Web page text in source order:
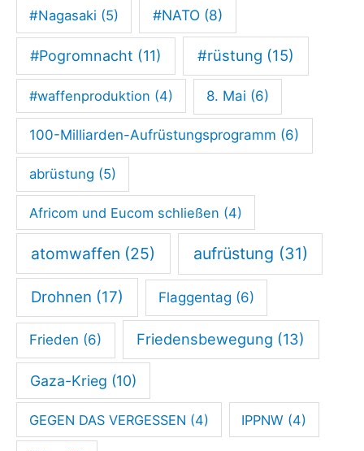
#Nagasaki (5) #NATO(8)
#Pogromnacht (11) #rüstung (15)
#waffenproduktion (4) 8. Mai (6)
100-Milliarden-Aufrüstungsprogramm (6)
abrüstung (5)
Africom und Eucom schließen (4)
atomwaffen (25) aufrüstung (31)
Drohnen (17) Flaggentag (6)
Frieden (6) Friedensbewegung (13)
Gaza-Krieg (10)
GEGEN DAS VERGESSEN (4) IPPNW (4)